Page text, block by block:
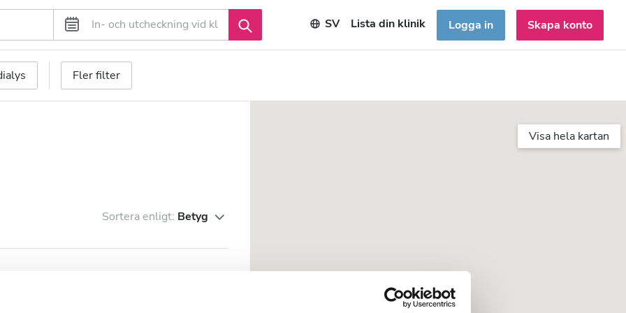
SV Lista din klinik Logga in Skapa konto
Fler filter
Sortera enligt: Betyg
Visa hela kartan